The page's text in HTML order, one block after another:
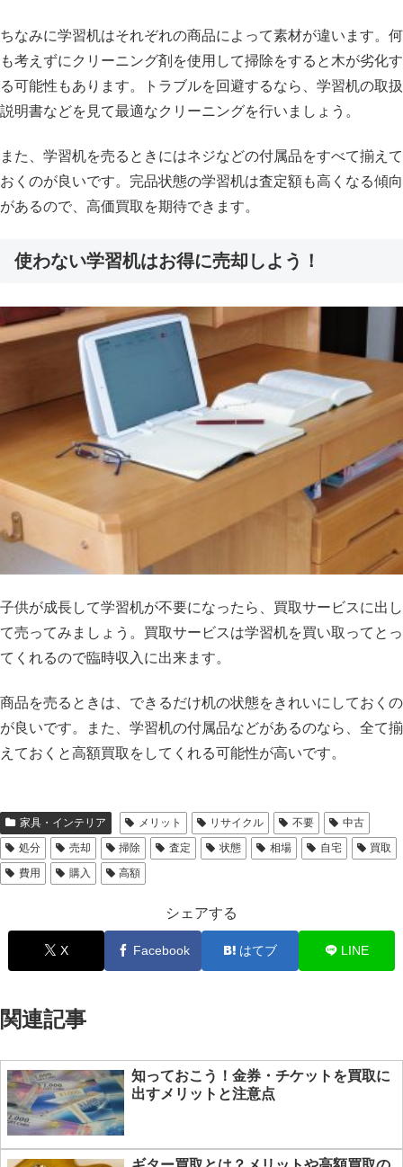
ちなみに学習机はそれぞれの商品によって素材が違います。何
も考えずにクリーニング剤を使用して掃除をすると木が劣化す
る可能性もあります。トラブルを回避するなら、学習机の取扱
説明書などを見て最適なクリーニングを行いましょう。
また、学習机を売るときにはネジなどの付属品をすべて揃えて
おくのが良いです。完品状態の学習机は査定額も高くなる傾向
があるので、高価買取を期待できます。
使わない学習机はお得に売却しよう！
子供が成長して学習机が不要になったら、買取サービスに出し
て売ってみましょう。買取サービスは学習机を買い取ってとっ
てくれるので臨時収入に出来ます。
商品を売るときは、できるだけ机の状態をきれいにしておくの
が良いです。また、学習机の付属品などがあるのなら、全て揃
えておくと高額買取をしてくれる可能性が高いです。
家具・インテリア メリット リサイクル 不要
中古
処分
売却 掃除 査定 状態 相場 自宅
買取
費用
購入 高額
シェアする
X Facebook はてブ LINE
関連記事
知っておこう！金券・チケットを買取に
出すメリットと注意点